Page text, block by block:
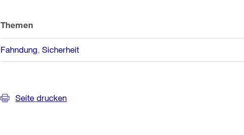
Themen
Fahndung Sicherheit
Seite drucken